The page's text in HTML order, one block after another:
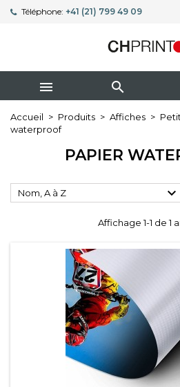
Téléphone: +41 (21) 799 49 09
 
Accueil Produits Affiches
waterproof
PAPIER
Nom, A à Z 
Affichage 1-1 de 1